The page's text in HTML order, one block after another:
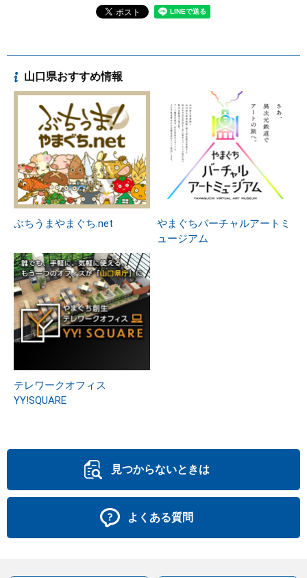
山口県おすすめ情報
ぶちうまやまぐち.net
やまぐちバーチャルアートミ
ュージアム
テレワークオフィス
YY!SQUARE
見つからないときは
よくある質問